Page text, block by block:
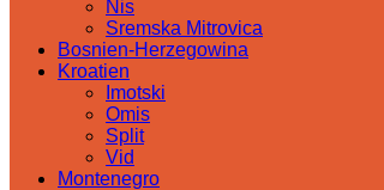
Nis
Sremska Mitrovica
Bosnien-Herzegowina
Kroatien
Imotski
Omis
Split
Vid
Montenegro